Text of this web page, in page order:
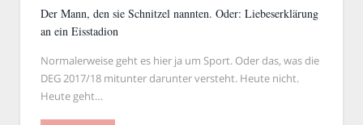
Der Mann, den sie Schnitzel nannten. Oder: Liebeserklärung
an ein Eisstadion
Normalerweise geht es hier ja um Sport. Oder das, was die
DEG 2017/18 mitunter darunter versteht. Heute nicht.
Heute geht…